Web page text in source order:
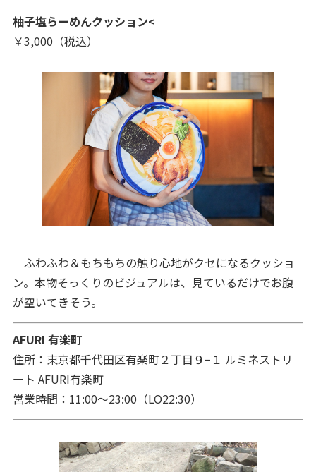
柚子塩らーめんクッション<
￥3,000（税込）
ふわふわ＆もちもちの触り心地がクセになるクッショ
ン。本物そっくりのビジュアルは、見ているだけでお腹
が空いてきそう。
AFURI 有楽町
住所：東京都千代田区有楽町２丁目９−１ ルミネストリ
ート AFURI有楽町
営業時間：11:00～23:00（LO22:30）